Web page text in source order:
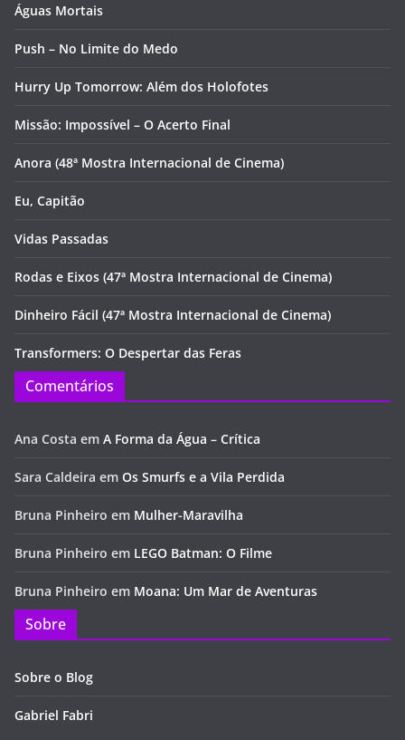
Águas Mortais
Push – No Limite do Medo
Hurry Up Tomorrow: Além dos Holofotes
Missão: Impossível – O Acerto Final
Anora (48ª Mostra Internacional de Cinema)
Eu, Capitão
Vidas Passadas
Rodas e Eixos (47ª Mostra Internacional de Cinema)
Dinheiro Fácil (47ª Mostra Internacional de Cinema)
Transformers: O Despertar das Feras
Comentários
Ana Costa em A Forma da Água – Crítica
Sara Caldeira em Os Smurfs e a Vila Perdida
Bruna Pinheiro em Mulher-Maravilha
Bruna Pinheiro em LEGO Batman: O Filme
Bruna Pinheiro em Moana: Um Mar de Aventuras
Sobre
Sobre o Blog
Gabriel Fabri